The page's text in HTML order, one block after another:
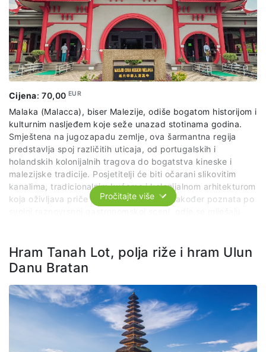
Cijena:70,00 EUR
Malaka (Malacca), biser Malezije, odiše bogatom historijom i
kulturnim nasljeđem koje seže unazad stotinama godina.
Smještena na jugozapadu zemlje, ova šarmantna regija
predstavlja spoj različitih uticaja, od portugalskih i
holandskih kolonijalnih tragova do bogatstva kineske i
malezijske tradicije. Posjetitelji će biti očarani slikovitim
kanalima, tradicionalnim kućama i kolonijalnom arhitekturom
koja oživljava priče prošlosti. Malaka je također poznata po
Fakultativni izlet u Malaku pruža priliku posjetiteljima da
istraže ovo UNESCO-vo svjetsko naslijeđe, gdje će imati
priliku uživati u fascinantnim muzejima, poput Muzeja
azijskih i europskih kultura. Osim toga, posjetitelji mogu
istraživati trgovine i lokalne obrtničke radnje, gdje se nude
autentični suveniri i tradicionalni proizvodi. S bogatstvom
kulturne raznolikosti i historijskog značaja, Malaka pruža
nezaboravan doživljaj koji će obogatiti iskustvo svakog
Pročitajte više
Hram Tanah Lot, polja riže i hram Ulun
Danu Bratan